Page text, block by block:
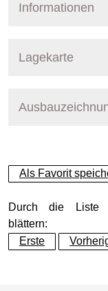
Informationen
Nummer
Ausprägung
Lagekarte
+
Als Favorit
Durch die Liste
blättern:
Erste